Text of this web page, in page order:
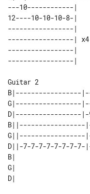
---10------------|
12----10-10-10-8-|
-----------------|
-----------------| x4
-----------------|
B|-----------------
G|-----------------
D|-----------------|-
B||-----------------
D||-7-7-7-7-7-7-7-
B|
G|